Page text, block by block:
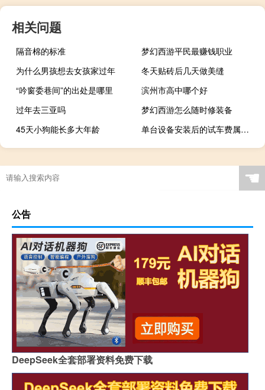
相关问题
隔音棉的标准
梦幻西游平民最赚钱职业
为什么男孩想去女孩家过年
冬天贴砖后几天做美缝
“吟窗委巷间”的出处是哪里
滨州市高中哪个好
过年去三亚吗
梦幻西游怎么随时修装备
45天小狗能长多大年龄
单台设备安装后的试车费属于( )。
☚
公告
DeepSeek全套部署资料免费下载